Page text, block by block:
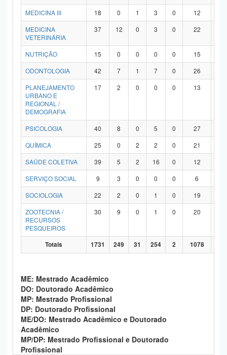
MEDICINA III
18 0 1 3 0 12
MEDICINA
VETERINÁRIA
37 12 0 3 0 22
NUTRIÇÃO 15 0 0 0 0 15
ODONTOLOGIA
42 7 1 7 0 26
PLANEJAMENTO
URBANO E
REGIONAL /
DEMOGRAFIA
17 2 0 0 0 13
PSICOLOGIA 40 8 0 5 0 27
QUÍMICA
25 0 2 2 0 21
SAÚDE COLETIVA
39 5 2 16 0 12
SERVIÇO SOCIAL
9 3 0 0 0 6
SOCIOLOGIA
22 2 0 1 0 19
ZOOTECNIA /
RECURSOS
PESQUEIROS
30 9 0 1 0 20
Totais 1731 249 31 254 2 1078
ME: Mestrado Acadêmico
DO: Doutorado Acadêmico
MP: Mestrado Profissional
DP: Doutorado Profissional
ME/DO: Mestrado Acadêmico e Doutorado
Acadêmico
MP/DP: Mestrado Profissional e Doutorado
Profissional